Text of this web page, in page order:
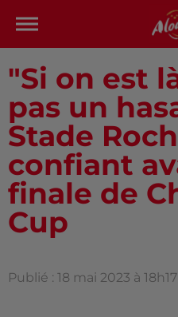
"Si on est
pas un
Stade
confiant
finale de
Cup
Publié : 18 mai 2023 à